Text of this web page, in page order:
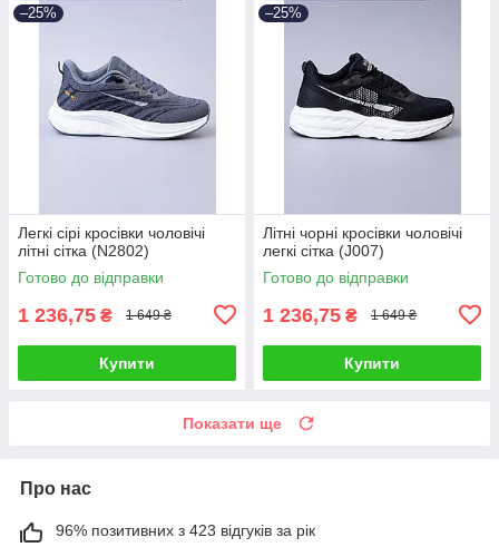
–25%
Легкі сірі кросівки чоловічі
літні сітка (N2802)
Готово до відправки
1 236,75 ₴ 1 649 ₴
Купити
–25%
Літні чорні кросівки чоловічі
легкі сітка (J007)
Готово до відправки
1 236,75 ₴ 1 649 ₴
Купити
Показати ще
Про нас
96% позитивних з 423 відгуків за рік